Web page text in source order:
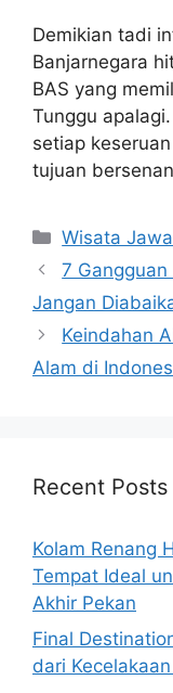
Demikian tadi
Banjarnegara
BAS yang
Tunggu
setiap
tujuan
Categories
Wisata
7
Jangan
Keindahan
Alam di
Recent Posts
Kolam Renang
Tempat Ideal
Akhir Pekan
Final
dari